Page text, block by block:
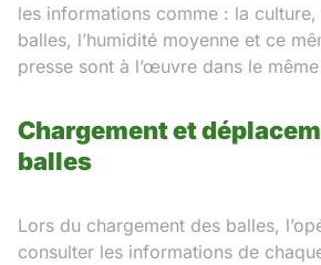
les informations comme : la
balles, l’humidité moyenne et ce
presse sont à l’œuvre dans le
Chargement et
balles
Lors du chargement des balles,
consulter les informations de